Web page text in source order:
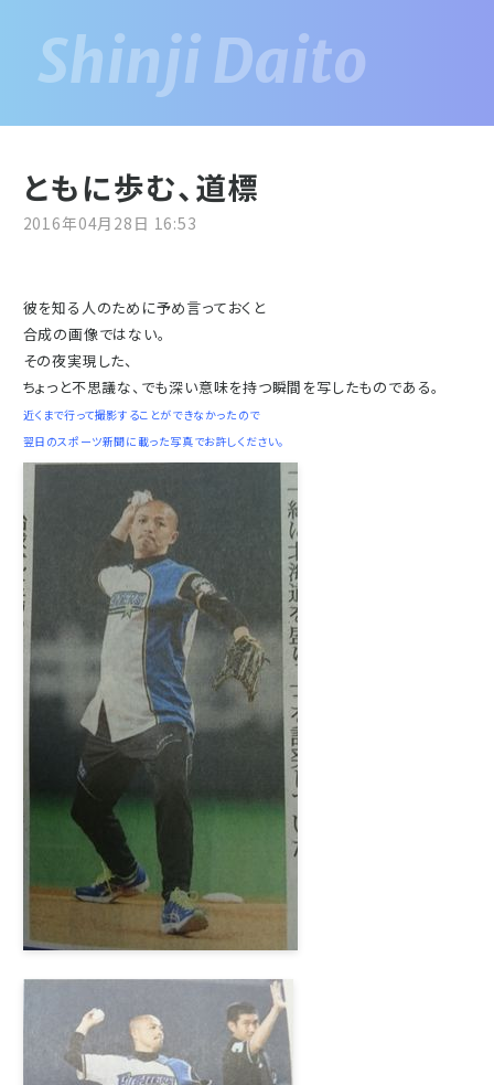
ともに歩む、道標
2016年04月28日 16:53
彼を知る人のために予め言っておくと
合成の画像ではない。
その夜実現した、
ちょっと不思議な、でも深い意味を持つ瞬間を写したものである。
近くまで行って撮影することができなかったので
翌日のスポーツ新聞に載った写真でお許しください。